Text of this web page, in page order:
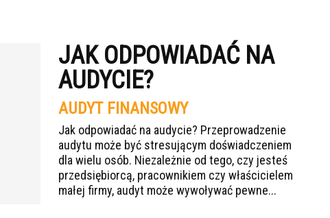
JAK ODPOWIADAĆ NA
AUDYCIE?
AUDYT FINANSOWY
Jak odpowiadać na audycie? Przeprowadzenie
audytu może być stresującym doświadczeniem
dla wielu osób. Niezależnie od tego, czy jesteś
przedsiębiorcą, pracownikiem czy właścicielem
małej firmy, audyt może wywoływać pewne...